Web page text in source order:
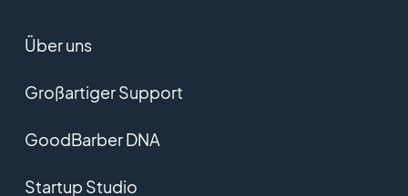
Über uns
Großartiger Support
GoodBarber DNA
Startup Studio